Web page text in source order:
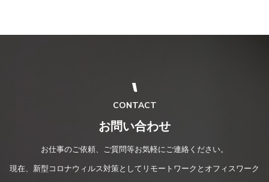
CONTACT
お問い合わせ
お仕事のご依頼、ご質問等お気軽にご連絡ください。
現在、新型コロナウィルス対策としてリモートワークとオフィスワーク